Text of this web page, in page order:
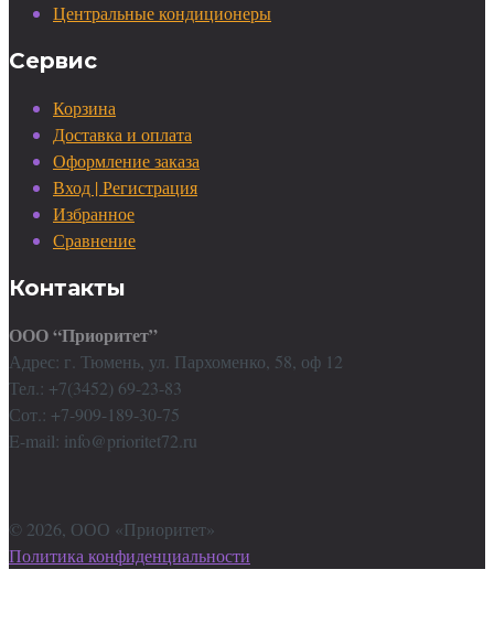
Центральные кондиционеры
Сервис
Корзина
Доставка и оплата
Оформление заказа
Вход | Регистрация
Избранное
Сравнение
Контакты
ООО “Приоритет”
Адрес: г. Тюмень, ул. Пархоменко, 58, оф 12
Тел.: +7(3452) 69-23-83
Сот.: +7-909-189-30-75
E-mail: info@prioritet72.ru
© 2026, ООО «Приоритет»
Политика конфиденциальности